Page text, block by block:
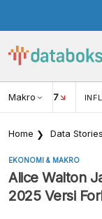
Makro
USD/IDR 17
Home Data Stories
EKONOMI & MAKRO
Alice Walton
2025 Versi